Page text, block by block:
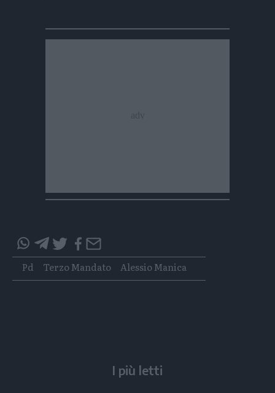
questo
articolo
su
questo
articolo
su
Tags
Pd Terzo Mandato Alessio Manica
I più letti